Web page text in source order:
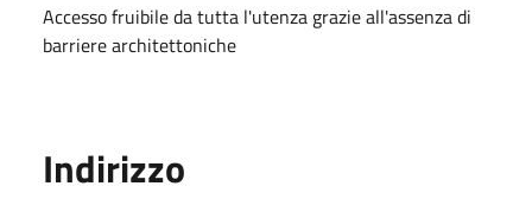
Accesso fruibile da tutta l'utenza grazie all'assenza di
barriere architettoniche
Indirizzo